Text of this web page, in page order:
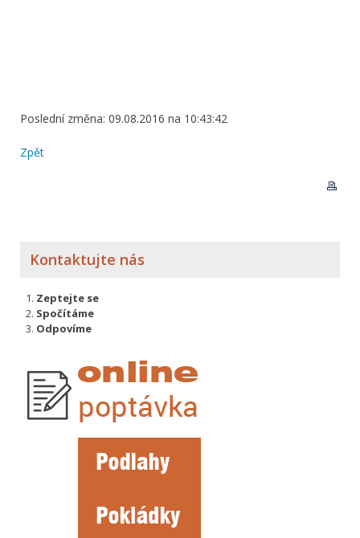
Poslední změna: 09.08.2016 na 10:43:42
Zpět
Kontaktujte nás
Zeptejte se
Spočítáme
Odpovíme